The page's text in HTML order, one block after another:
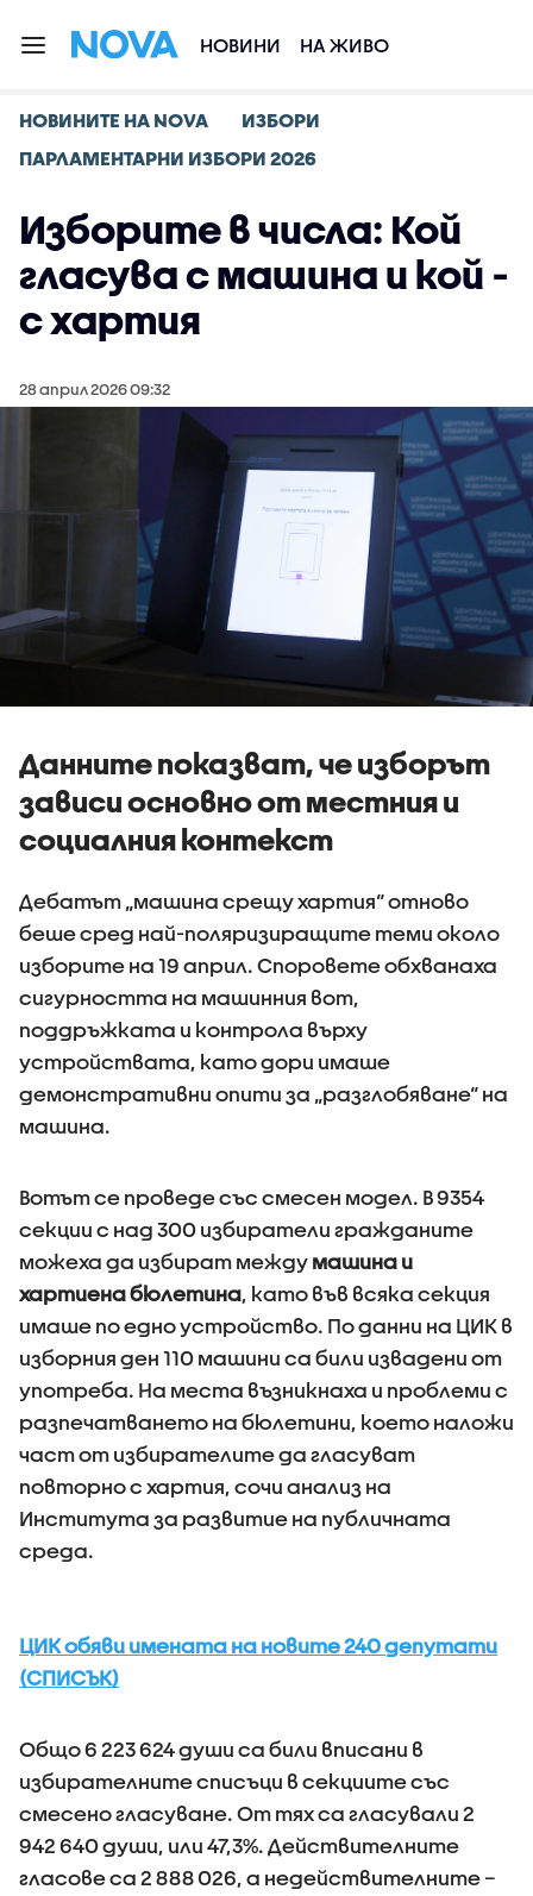
НОВИНИ НА ЖИВО
НОВИНИТЕ НА NOVA
ИЗБОРИ
ПАРЛАМЕНТАРНИ ИЗБОРИ 2026
Изборите в числа: Кой
гласува с машина и кой -
с хартия
28 април 2026 09:32
Данните показват, че изборът
зависи основно от местния и
социалния контекст
Дебатът „машина срещу хартия“ отново
беше сред най-поляризиращите теми около
изборите на 19 април. Споровете обхванаха
сигурността на машинния вот,
поддръжката и контрола върху
устройствата, като дори имаше
демонстративни опити за „разглобяване“ на
машина.
Вотът се проведе със смесен модел. В 9354
секции с над 300 избиратели гражданите
можеха да избират между машина и
хартиена бюлетина, като във всяка секция
имаше по едно устройство. По данни на ЦИК в
изборния ден 110 машини са били извадени от
употреба. На места възникнаха и проблеми с
разпечатването на бюлетини, което наложи
част от избирателите да гласуват
повторно с хартия, сочи анализ на
Института за развитие на публичната
среда.
ЦИК обяви имената на новите 240 депутати
(СПИСЪК)
Общо 6 223 624 души са били вписани в
избирателните списъци в секциите със
смесено гласуване. От тях са гласували 2
942 640 души, или 47,3%. Действителните
гласове са 2 888 026, а недействителните –